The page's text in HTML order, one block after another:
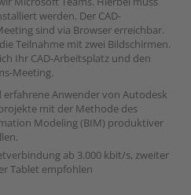
werden. Der CAD-
sind via Browser erreichbar.
Teilnahme mit zwei Bildschirmen.
Ihr CAD-Arbeitsplatz und den
Meeting.
erfahrene Anwender von Autodesk
mit der Methode des
Modeling (BIM) produktiver
ab 3.000 kbit/s, zweiter
Tablet empfohlen